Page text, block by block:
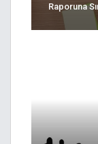
Raporuna